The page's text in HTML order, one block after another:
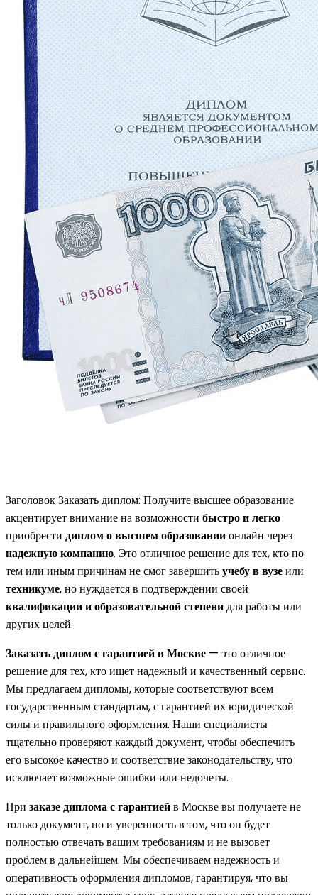
Заголовок Заказать диплом: Получите высшее образование
акцентирует внимание на возможности быстро и легко
приобрести диплом о высшем образованиионлайн через
надежную компанию. Это отличное решение для тех, кто по
тем или иным причинам не смог завершитьучебу в вузеили
техникуме, но нуждается в подтверждении своей
квалификации и образовательной степенидля работы или
других целей.
Заказать диплом с гарантией в Москве — это отличное
решение для тех, кто ищет надежный и качественный сервис.
Мы предлагаем дипломы, которые соответствуют всем
государственным стандартам, с гарантией их юридической
силы и правильного оформления. Наши специалисты
тщательно проверяют каждый документ, чтобы обеспечить
его высокое качество и соответствие законодательству, что
исключает возможные ошибки или недочеты.
При заказе диплома с гарантиейв Москве вы получаете не
только документ, но и уверенность в том, что он будет
полностью отвечать вашим требованиям и не вызовет
проблем в дальнейшем. Мы обеспечиваем надежность и
оперативность оформления дипломов, гарантируя, что вы